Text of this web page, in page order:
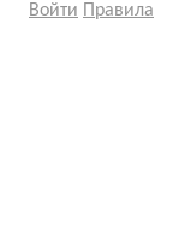
Войти Правила